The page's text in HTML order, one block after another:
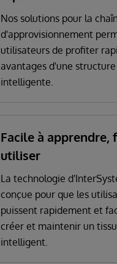
Nos solutions pour la
d'approvisionnement
utilisateurs de profiter
avantages d'une
intelligente.
Facile à apprendre,
utiliser
La technologie
conçue pour que les
puissent rapidement et
créer et maintenir un
intelligent.